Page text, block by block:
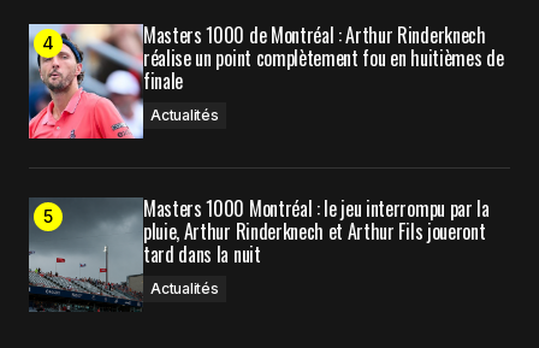
Masters 1000 de Montréal : Arthur Rinderknech
réalise un point complètement fou en huitièmes de
finale
Actualités
Masters 1000 Montréal : le jeu interrompu par la
pluie, Arthur Rinderknech et Arthur Fils joueront
tard dans la nuit
Actualités